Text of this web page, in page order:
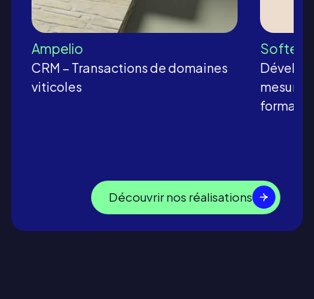
Ampelio
CRM – Transactions de domaines
viticoles
Softec
mesure
Découvrir nos réalisations